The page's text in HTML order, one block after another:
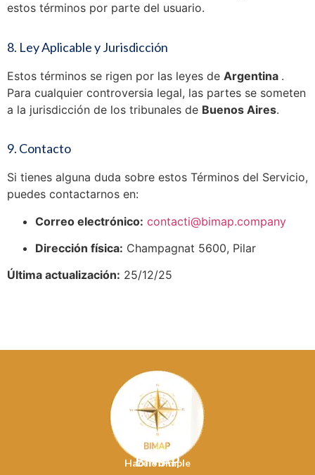
estos términos por parte del usuario.
8. Ley Aplicable y Jurisdicción
Estos términos se rigen por las leyes de Argentina .
Para cualquier controversia legal, las partes se someten
a la jurisdicción de los tribunales de Buenos Aires.
9. Contacto
Si tienes alguna duda sobre estos Términos del Servicio,
puedes contactarnos en:
Correo electrónico: contacti@bimap.company
Dirección física: Champagnat 5600, Pilar
Última actualización: 25/12/25
BIMAP
Hacelo Simple